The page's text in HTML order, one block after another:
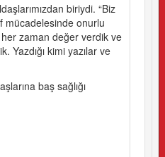
biriydi. “Biz
mücadelesinde onurlu
zaman değer verdik ve
Yazdığı kimi yazılar ve
baş sağlığı